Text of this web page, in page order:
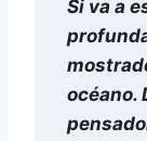
Si va a
océano.